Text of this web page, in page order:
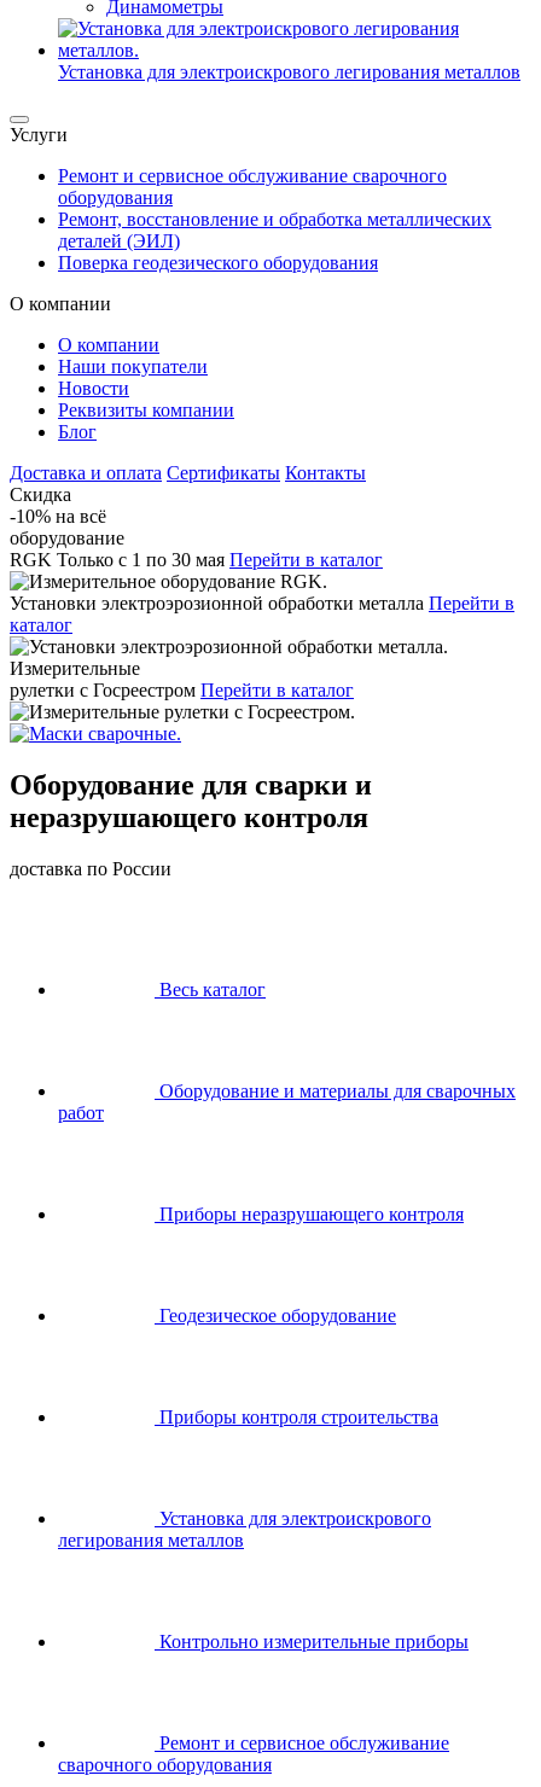
Динамометры
Установка для электроискрового легирования металлов
Услуги
Ремонт и сервисное обслуживание сварочного
оборудования
Ремонт, восстановление и обработка металлических
деталей (ЭИЛ)
Поверка геодезического оборудования
О компании
О компании
Наши покупатели
Новости
Реквизиты компании
Блог
Доставка и оплата Сертификаты Контакты
Скидка
-10% на всё
оборудование
RGK Только с 1 по 30 мая Перейти в каталог
Установки электроэрозионной обработки металла Перейти в
каталог
Измерительные
рулетки с Госреестром Перейти в каталог
Оборудование для сварки и
неразрушающего контроля
доставка по России
Весь каталог
Оборудование и материалы для сварочных
работ
Приборы неразрушающего контроля
Геодезическое оборудование
Приборы контроля строительства
Установка для электроискрового
легирования металлов
Контрольно измерительные приборы
Ремонт и сервисное обслуживание
сварочного оборудования